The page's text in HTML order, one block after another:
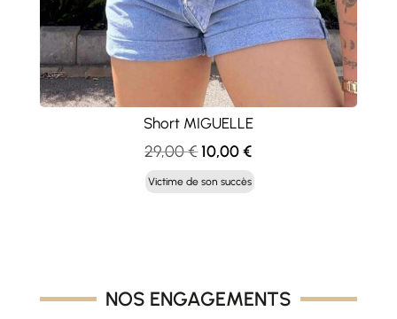
Short MIGUELLE
29,00€ Le
prix
initial
10,00€Le
prix
actuel
Victime de son succès
NOS ENGAGEMENTS